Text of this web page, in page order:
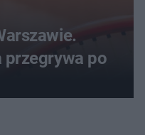
przegrywa po